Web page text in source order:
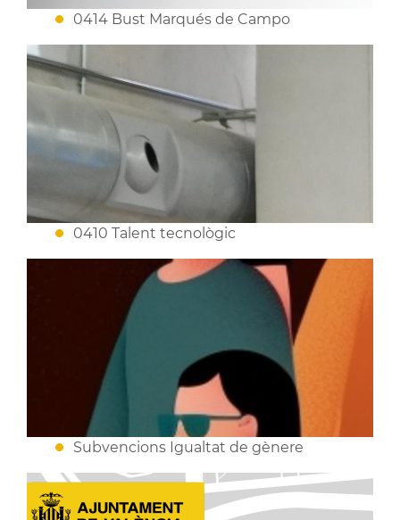
0414 Bust Marqués de Campo
0410 Talent tecnològic
Subvencions Igualtat de gènere